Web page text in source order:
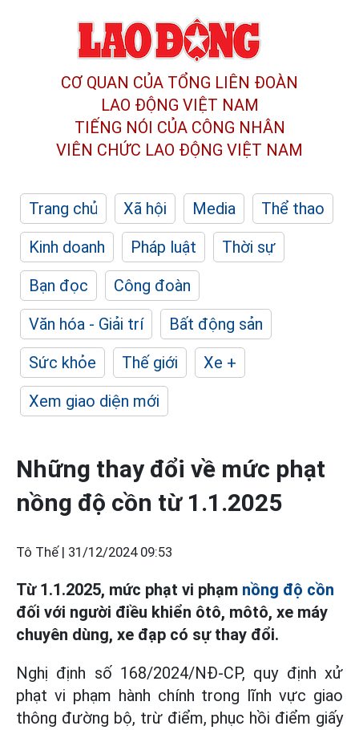
CƠ QUAN CỦA TỔNG LIÊN ĐOÀN
LAO ĐỘNG VIỆT NAM
TIẾNG NÓI CỦA CÔNG NHÂN
VIÊN CHỨC LAO ĐỘNG VIỆT NAM
Trang chủ Xã hội Media
Thể thao
Kinh doanh
Pháp luật
Thời sự
Bạn đọc
Công đoàn
Văn hóa - Giải trí
Bất động sản
Sức khỏe
Thế giới
Xe +
Xem giao diện mới
Những thay đổi về mức phạt
nồng độ cồn từ 1.1.2025
Tô Thế | 31/12/2024 09:53
Từ 1.1.2025, mức phạt vi phạm nồng độ cồn
đối với người điều khiển ôtô, môtô, xe máy
chuyên dùng, xe đạp có sự thay đổi.
Nghị định số 168/2024/NĐ-CP, quy định xử
phạt vi phạm hành chính trong lĩnh vực giao
thông đường bộ, trừ điểm, phục hồi điểm giấy